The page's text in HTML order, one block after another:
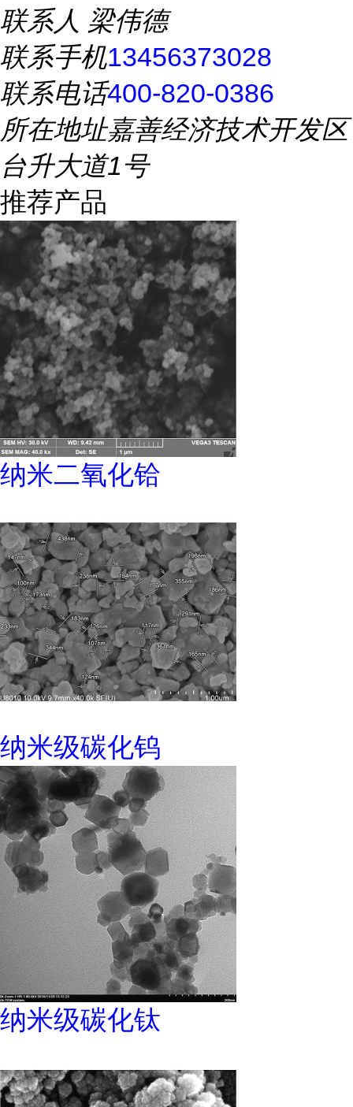
联系人 梁伟德
联系手机13456373028
联系电话400-820-0386
所在地址嘉善经济技术开发区
台升大道1号
推荐产品
纳米二氧化铪
纳米级碳化钨
纳米级碳化钛